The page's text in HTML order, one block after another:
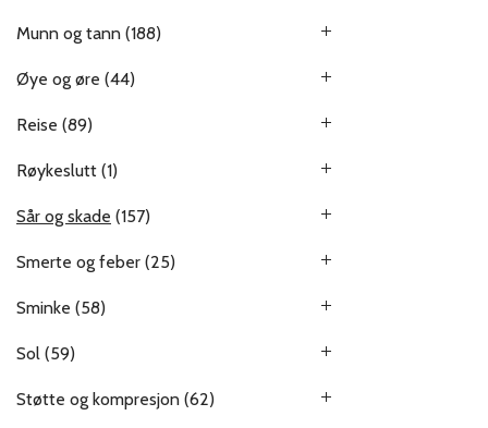
Munn og tann (188)
Øye og øre (44)
Reise (89)
Røykeslutt (1)
Sår og skade (157)
Smerte og feber (25)
Sminke (58)
Sol (59)
Støtte og kompresjon (62)